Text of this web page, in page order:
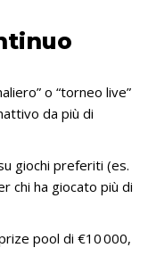
o “torneo live”
da più di
giochi preferiti (es.
chi ha giocato più di
pool di €10 000,